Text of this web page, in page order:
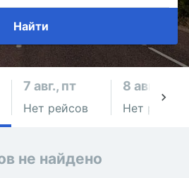
Найти
7 авг., пт
Нет рейсов
8 авг., сб
Нет рейсов
не найдено